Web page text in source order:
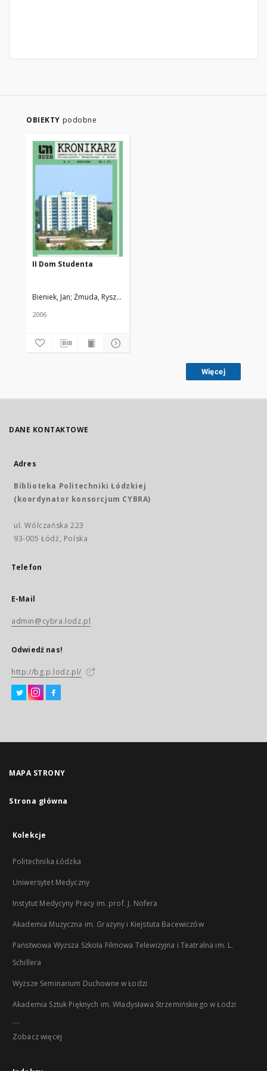
OBIEKTY podobne
II Dom Studenta
Bieniek, Jan Żmuda, Ryszard. Red. nacz.
2006
Więcej
DANE KONTAKTOWE
Adres
Biblioteka Politechniki Łódzkiej
(koordynator konsorcjum CYBRA)
ul. Wólczańska 223
93-005 Łódź, Polska
Telefon
E-Mail
admin@cybra.lodz.pl
Odwiedź nas!
http://bg.p.lodz.pl/
MAPA STRONY
Strona główna
Kolekcje
Politechnika Łódzka
Uniwersytet Medyczny
Instytut Medycyny Pracy im. prof. J. Nofera
Akademia Muzyczna im. Grażyny i Kiejstuta Bacewiczów
Państwowa Wyższa Szkoła Filmowa Telewizyjna i Teatralna im. L.
Schillera
Wyższe Seminarium Duchowne w Łodzi
Akademia Sztuk Pięknych im. Władysława Strzemińskiego w Łodzi
...
Zobacz więcej